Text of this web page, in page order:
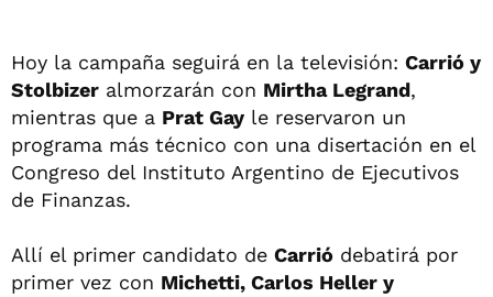
Hoy la campaña seguirá en la televisión: Carrió y
Stolbizer almorzarán con Mirtha Legrand,
mientras que a Prat Gay le reservaron un
programa más técnico con una disertación en el
Congreso del Instituto Argentino de Ejecutivos
de Finanzas.
Allí el primer candidato de Carrió debatirá por
primer vez con Michetti, Carlos Heller y